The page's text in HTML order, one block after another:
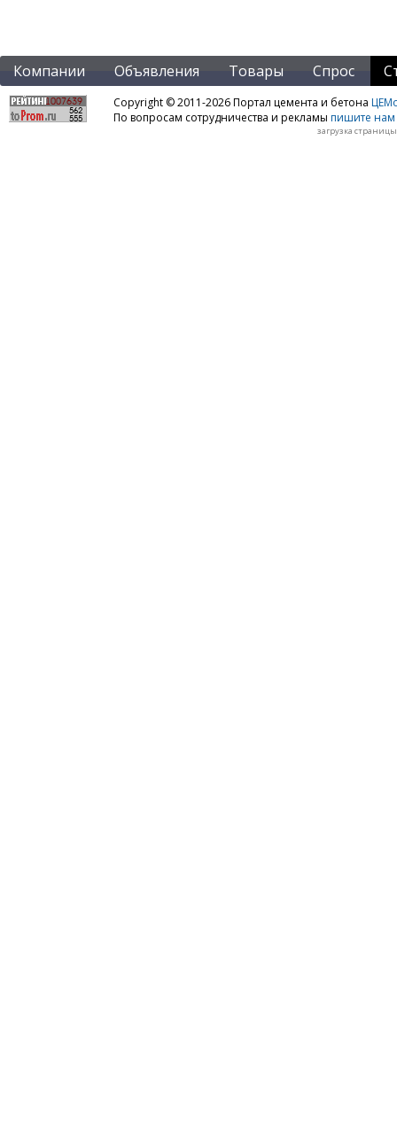
Компании Объявления Товары Спрос
Copyright © 2011-2026 Портал цемента и бетона
По вопросам сотрудничества и рекламы пишите нам
загрузка